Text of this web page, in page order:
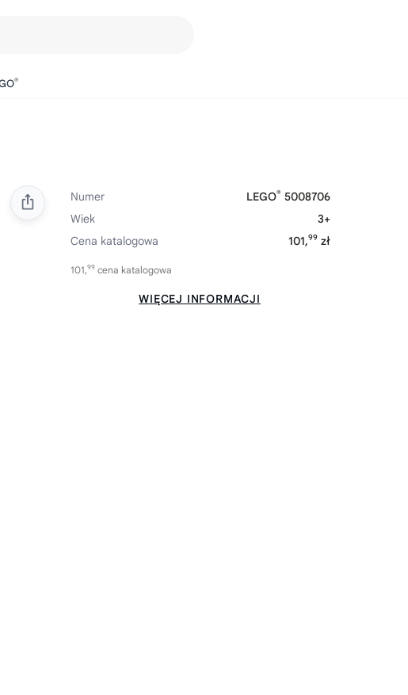
®
Numer LEGO® 5008706
Wiek
3+
Cena katalogowa
101,99 zł
101,99 cena katalogowa
WIĘCEJ INFORMACJI